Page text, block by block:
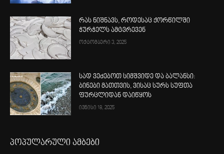
რას ნიშნავს, როდესაც ქორწილში
ჭურჭელს ამტვრევენ
ოქტომბერი 3, 2025
სად ვეძებოთ სიმშვიდე და ბალანსი:
ბინები მათთვის, ვისაც სურს სუფთა
ფურცლიდან დაიწყოს
ივნისი 18, 2025
პოპულარული ამბები